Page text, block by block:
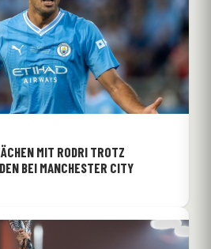
MIT RODRI TROTZ
BEI MANCHESTER CITY